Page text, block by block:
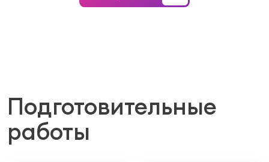
Подготовительные
работы